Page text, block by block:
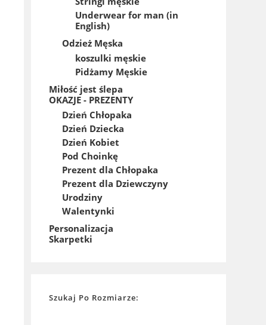
Underwear for man (in
English)
Odzież Męska
koszulki męskie
Pidżamy Męskie
Miłość jest ślepa
OKAZJE - PREZENTY
Dzień Chłopaka
Dzień Dziecka
Dzień Kobiet
Pod Choinkę
Prezent dla Chłopaka
Prezent dla Dziewczyny
Urodziny
Walentynki
Personalizacja
Skarpetki
Szukaj Po Rozmiarze: